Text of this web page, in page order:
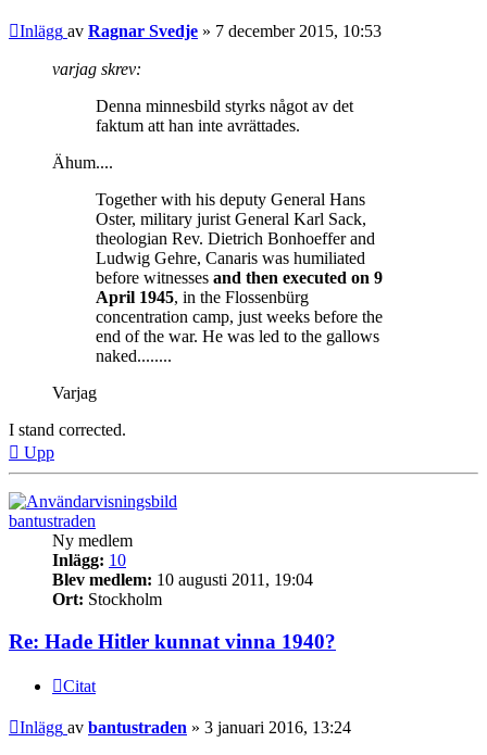
Inlägg av Ragnar Svedje » 7 december 2015, 10:53
varjag skrev:
Denna minnesbild styrks något av det
faktum att han inte avrättades.
Ähum....
Together with his deputy General Hans
Oster, military jurist General Karl Sack,
theologian Rev. Dietrich Bonhoeffer and
Ludwig Gehre, Canaris was humiliated
before witnesses and then executed on 9
April 1945, in the Flossenbürg
concentration camp, just weeks before the
end of the war. He was led to the gallows
naked........
Varjag
I stand corrected.
Upp
bantustraden
Ny medlem
Inlägg: 10
Blev medlem: 10 augusti 2011, 19:04
Ort: Stockholm
Re: Hade Hitler kunnat vinna 1940?
Citat
Inlägg av bantustraden » 3 januari 2016, 13:24